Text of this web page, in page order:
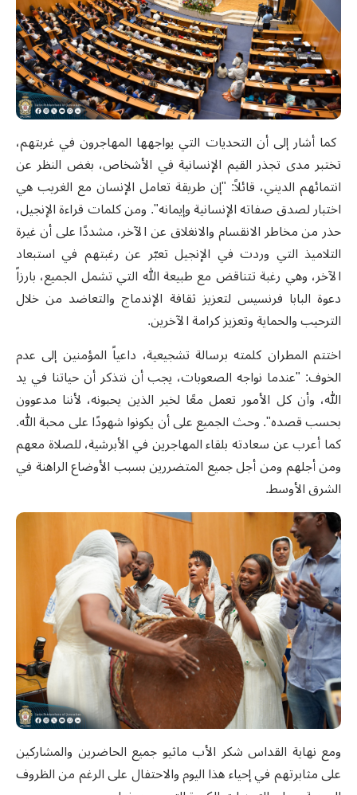
كما أشارإلىأن التحديات التي يواجهها المهاجرون فيغربتهم،
تختبر مدى تجذر القيم الإنسانية في الأشخاص، بغض النظر عن
انتمائهم الديني، قائلاً: "إن طريقة تعامل الإنسان مع الغريبهي
اختبارلصدقصفاتهالإنسانيةوإيمانه". ومن كلمات قراءةالإنجيل،
حذرمنمخاطرالانقساموالانغلاقعنالآخر، مشددًاعلىأنغيرة
التلاميذ التي وردت في الإنجيل تعبّر عن رغبتهم في استبعاد
الآخر، وهي رغبةتتناقض معطبيعةالله التيتشمل الجميع، بارزاً
دعوة البابا فرنسيس لتعزيز ثقافة الإندماج والتعاضد من خلال
الترحيبوالحمايةوتعزيزكرامةالآخرين.
اختتم المطران كلمته برسالة تشجيعية، داعياً المؤمنين إلى عدم
الخوف: "عندما نواجه الصعوبات، يجبأن نتذكرأنحياتنا في يد
الله، وأن كل الأمور تعمل معًا لخير الذين يحبونه، لأننا مدعوون
بحسبقصده".وحثالجميععلىأنيكونواشهودًاعلىمحبةالله.
كماأعربعنسعادتهبلقاءالمهاجرين في الأبرشية،للصلاةمعهم
ومنأجلهمومنأجلجميعالمتضررينبسببالأوضاعالراهنةفي
الشرقالأوسط.
ومع نهاية القداس شكر الأب ماثيو جميع الحاضرين والمشاركين
على مثابرتهم في إحياء هذا اليوم والاحتفال على الرغم من الظروف